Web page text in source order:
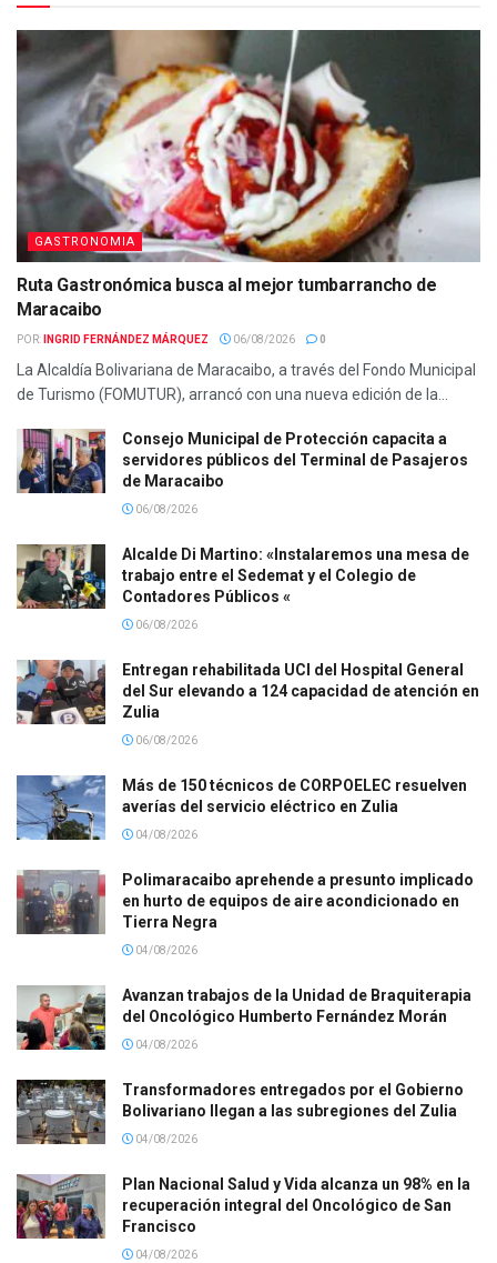
GASTRONOMIA
Ruta Gastronómica busca al mejor tumbarrancho de
Maracaibo
POR: INGRID FERNÁNDEZ MÁRQUEZ 06/08/2026 0
La Alcaldía Bolivariana de Maracaibo, a través del Fondo Municipal
de Turismo (FOMUTUR), arrancó con una nueva edición de la...
Consejo Municipal de Protección capacita a
servidores públicos del Terminal de Pasajeros
de Maracaibo
06/08/2026
Alcalde Di Martino: «Instalaremos una mesa de
trabajo entre el Sedemat y el Colegio de
Contadores Públicos «
06/08/2026
Entregan rehabilitada UCI del Hospital General
del Sur elevando a 124 capacidad de atención en
Zulia
06/08/2026
Más de 150 técnicos de CORPOELEC resuelven
averías del servicio eléctrico en Zulia
04/08/2026
Polimaracaibo aprehende a presunto implicado
en hurto de equipos de aire acondicionado en
Tierra Negra
04/08/2026
Avanzan trabajos de la Unidad de Braquiterapia
del Oncológico Humberto Fernández Morán
04/08/2026
Transformadores entregados por el Gobierno
Bolivariano llegan a las subregiones del Zulia
04/08/2026
Plan Nacional Salud y Vida alcanza un 98% en la
recuperación integral del Oncológico de San
Francisco
04/08/2026